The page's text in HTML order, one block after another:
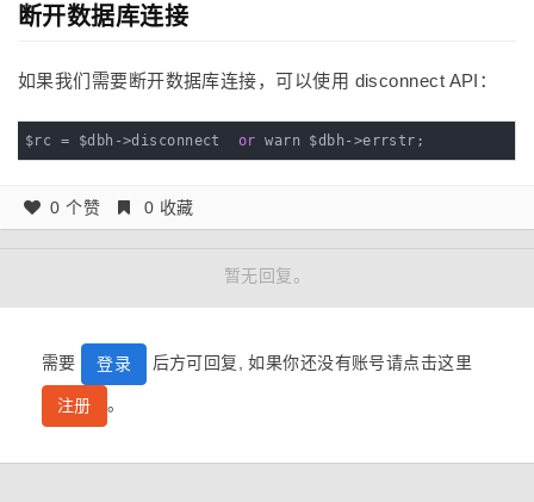
断开数据库连接
如果我们需要断开数据库连接，可以使用 disconnect API：
$rc = $dbh->disconnect or warn $dbh->errstr;
0 个赞 0 收藏
暂无回复。
需要 登录 后方可回复, 如果你还没有账号请点击这里
注册 。